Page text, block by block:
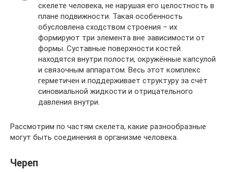
скелете человека, не нарушая его целостность в
плане подвижности. Такая особенность
обусловлена сходством строения – их
формируют три элемента вне зависимости от
формы. Суставные поверхности костей
находятся внутри полости, окружённые капсулой
и связочным аппаратом. Весь этот комплекс
герметичен и поддерживает структуру за счёт
синовиальной жидкости и отрицательного
давления внутри.
Рассмотрим по частям скелета, какие разнообразные
могут быть соединения в организме человека.
Череп